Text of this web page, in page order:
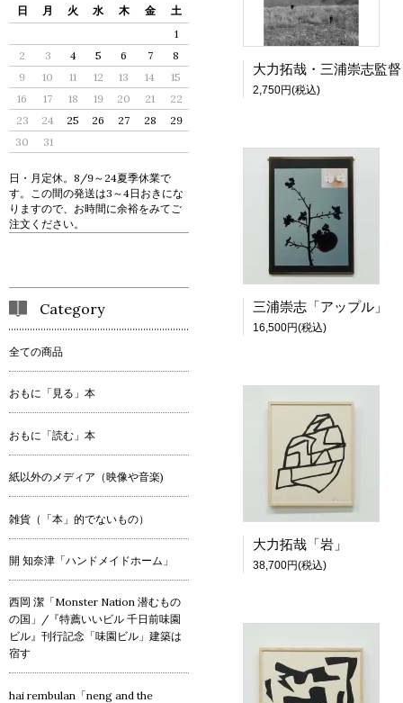
2,750円(税込)
三浦崇志「アップル」
16,500円(税込)
大力拓哉「岩」
38,700円(税込)
日
月 火 水 木 金
土
1
2
3 4 5 6 7
8
9
10 11 12 13 14
15
16
17 18 19 20 21
22
23
24 25 26 27 28
29
30
31
日・月定休。8/9～24夏季休業で
す。この間の発送は3～4日おきにな
りますので、お時間に余裕をみてご
注文ください。
Category
全ての商品
おもに「見る」本
おもに「読む」本
紙以外のメディア（映像や音楽)
雑貨（「本」的でないもの）
開 知奈津「ハンドメイドホーム」
西岡 潔「Monster Nation 潜むもの
の国」/『特薦いいビル 千日前味園
ビル』刊行記念「味園ビル」建築は
宿す
hai rembulan「neng and the